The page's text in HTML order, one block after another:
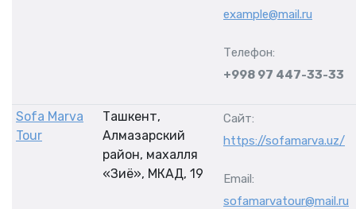
example@mail.ru
Телефон:
+998 97 447-33-33
Sofa Marva
Tour
Ташкент,
Алмазарский
район, махалля
«Зиё», МКАД, 19
Сайт:
https://sofamarva.uz/
Email:
sofamarvatour@mail.ru